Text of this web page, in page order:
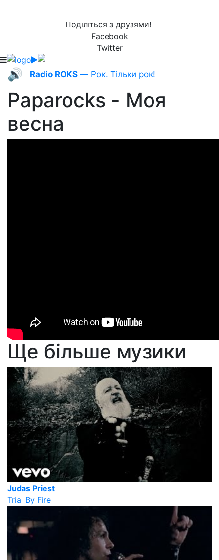
Поділіться з друзями!
Facebook
Twitter
🔊 Radio ROKS — Рок. Тільки рок!
Paparocks - Моя
весна
Ще більше музики
Judas Priest
Trial By Fire